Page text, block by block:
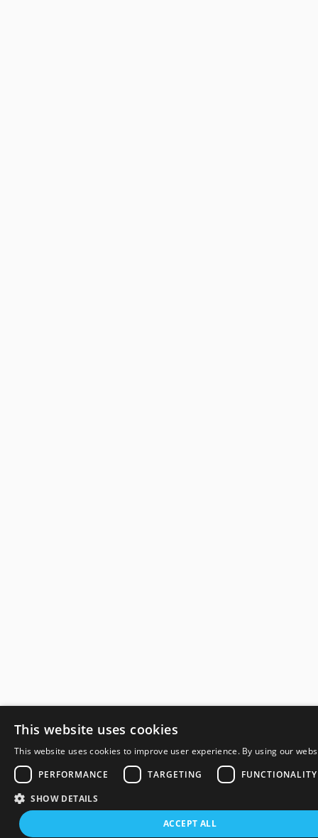
This website uses cookies
This website uses cookies to improve user experience. By using our
PERFORMANCE
TARGETING FUNCTIONALITY
SHOW DETAILS
ACCEPT ALL